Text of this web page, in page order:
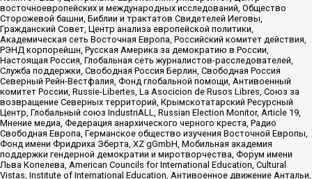
восточноевропейских и международных исследований, Общество
Сторожевой башни, Библии и трактатов Свидетелей Иеговы,
Гражданский Совет, Центр анализа европейской политики,
Академическая сеть Восточная Европа, Российский комитет действия,
РЭНД корпорейшн, Русская Америка за демократию в России,
Настоящая Россия, Глобальная сеть журналистов-расследователей,
Служба поддержки, Свободная Россия Берлин, Свободная Россия
Северный Рейн-Вестфалия, Фонд глобальной помощи, Антивоенный
комитет России, Russie-Libertes, La Asocicion de Rusos Libres, Союз за
возвращение Северных территорий, Крымскотатарский Ресурсный
Центр, Глобальный союз IndustriALL, Russian Election Monitor, Article 19,
Мнение медиа, Федерация анархического черного креста, Радио
Свободная Европа, Германское общество изучения Восточной Европы,
Фонд имени Фридриха Эберта, XZ gGmbH, Мобильная академия
поддержки гендерной демократии и миротворчества, Форум имени
Льва Копелева, American Councils for International Education, Cultural
Vistas, Institute of International Education, Антивоенное движение Антальи,